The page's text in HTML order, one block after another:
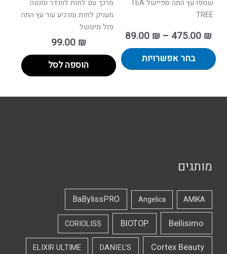
שמפו עץ התה ספיישל TEA
TREE
89.00 ₪ – 475.00 ₪
בחר אפשרויות
מרכך עם לחות לוונדר ומנטה
מעניק לחות ומרגיע עור עץ התה
פול מיטשל
99.00 ₪
הוספה לסל
מותגים
AMIKA
Angelica
BaBylissPRO
Bellisimo
BIOTOP
CORIOLISS
Cortex Beauty
DANIEL'S
ELIXIR ULTIME